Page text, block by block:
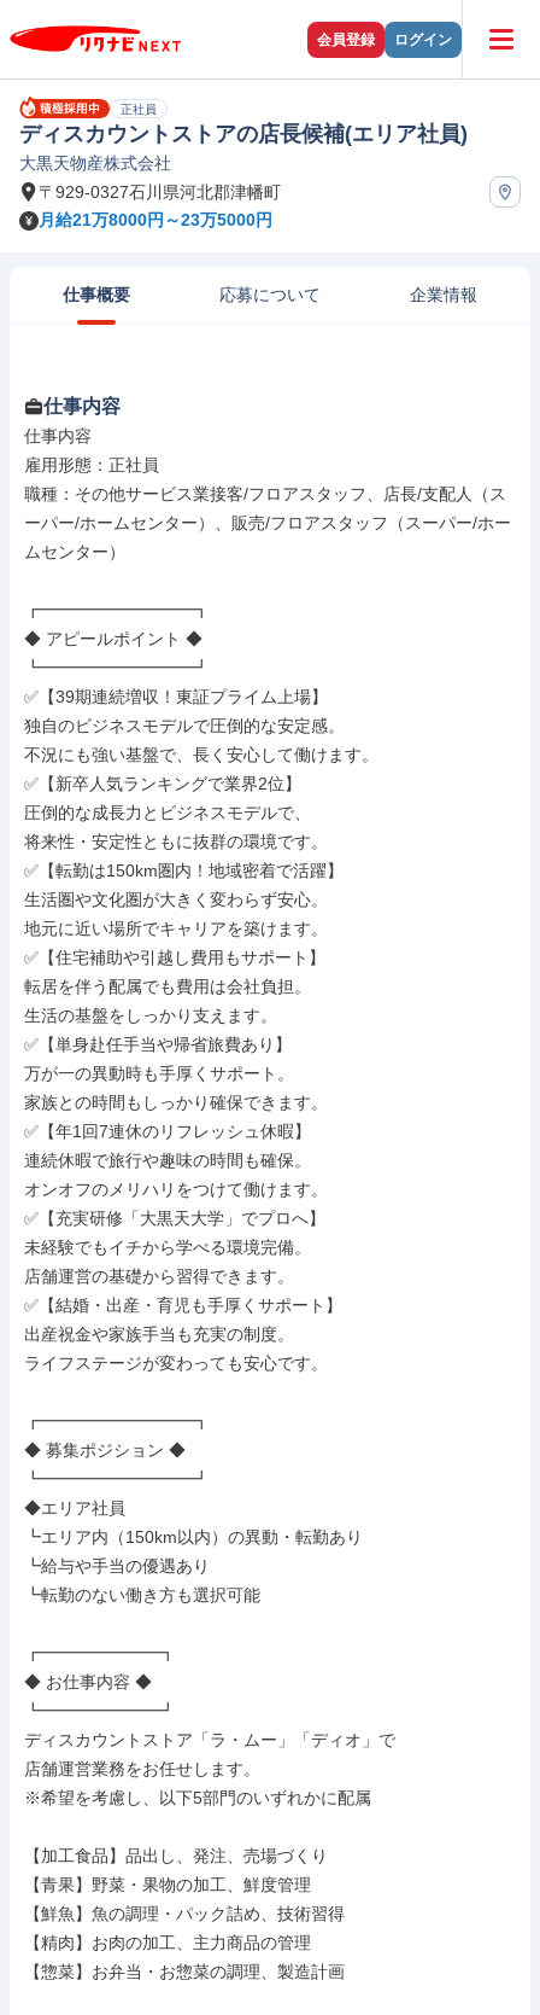
会員登録 ログイン
正社員
ディスカウントストアの店長候補(エリア社員)
大黒天物産株式会社
〒929-0327石川県河北郡津幡町
月給21万8000円～23万5000円
仕事概要 応募について 企業情報
仕事内容
仕事内容
雇用形態：正社員
職種：その他サービス業接客/フロアスタッフ、店長/支配人（ス
ーパー/ホームセンター）、販売/フロアスタッフ（スーパー/ホー
ムセンター）
┏━━━━━━━━━┓
◆ アピールポイント ◆
┗━━━━━━━━━┛
✅【39期連続増収！東証プライム上場】
独自のビジネスモデルで圧倒的な安定感。
不況にも強い基盤で、長く安心して働けます。
✅【新卒人気ランキングで業界2位】
圧倒的な成長力とビジネスモデルで、
将来性・安定性ともに抜群の環境です。
✅【転勤は150km圏内！地域密着で活躍】
生活圏や文化圏が大きく変わらず安心。
地元に近い場所でキャリアを築けます。
✅【住宅補助や引越し費用もサポート】
転居を伴う配属でも費用は会社負担。
生活の基盤をしっかり支えます。
✅【単身赴任手当や帰省旅費あり】
万が一の異動時も手厚くサポート。
家族との時間もしっかり確保できます。
✅【年1回7連休のリフレッシュ休暇】
連続休暇で旅行や趣味の時間も確保。
オンオフのメリハリをつけて働けます。
✅【充実研修「大黒天大学」でプロへ】
未経験でもイチから学べる環境完備。
店舗運営の基礎から習得できます。
✅【結婚・出産・育児も手厚くサポート】
出産祝金や家族手当も充実の制度。
ライフステージが変わっても安心です。
┏━━━━━━━━━┓
◆ 募集ポジション ◆
┗━━━━━━━━━┛
◆エリア社員
┗エリア内（150km以内）の異動・転勤あり
┗給与や手当の優遇あり
┗転勤のない働き方も選択可能
┏━━━━━━━┓
◆ お仕事内容 ◆
┗━━━━━━━┛
ディスカウントストア「ラ・ムー」「ディオ」で
店舗運営業務をお任せします。
※希望を考慮し、以下5部門のいずれかに配属
【加工食品】品出し、発注、売場づくり
【青果】野菜・果物の加工、鮮度管理
【鮮魚】魚の調理・パック詰め、技術習得
【精肉】お肉の加工、主力商品の管理
【惣菜】お弁当・お惣菜の調理、製造計画